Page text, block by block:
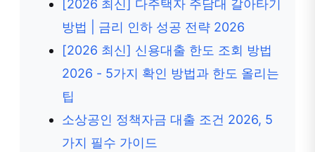
[2026 최신] 다주택자 주담대 갈아타기
방법 | 금리 인하 성공 전략 2026
[2026 최신] 신용대출 한도 조회 방법
2026 - 5가지 확인 방법과 한도 올리는
팁
소상공인 정책자금 대출 조건 2026, 5
가지 필수 가이드